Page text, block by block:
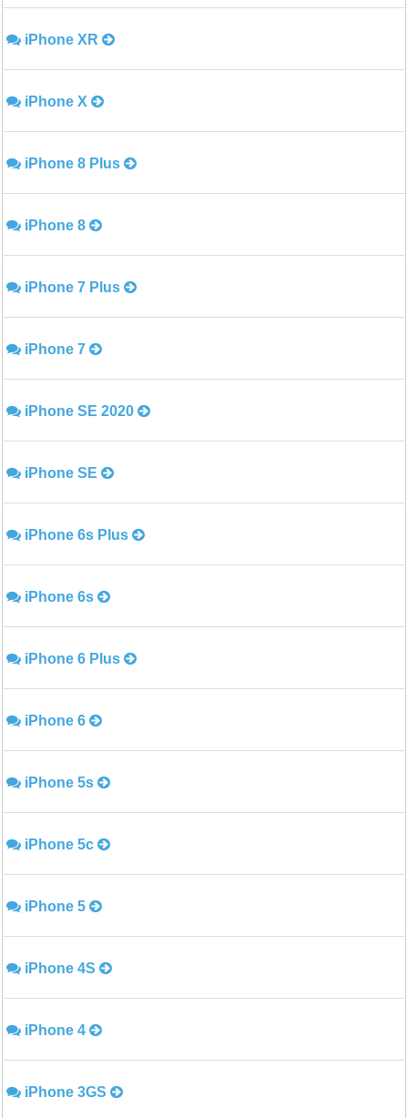
iPhone XR
iPhone X
iPhone 8 Plus
iPhone 8
iPhone 7 Plus
iPhone 7
iPhone SE 2020
iPhone SE
iPhone 6s Plus
iPhone 6s
iPhone 6 Plus
iPhone 6
iPhone 5s
iPhone 5c
iPhone 5
iPhone 4S
iPhone 4
iPhone 3GS